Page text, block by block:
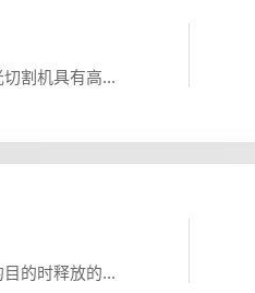
光纤激光切割机的产生，我们在金属材料的激光切割生产加工领域的生产制造主力军得到了极大的提高。而且，由于激光切割机具有高精密、割缝小、速率更快、运动健身速率迅速等特点，激光切割机的优点是什么？一、切割精准度高金属材质是比较硬的，使用普
所谓的金属切割机，也称为金属激光切割机，是将激光束照射到金属工件表面以熔化和蒸发金属工件以达到切割或雕刻的目的时释放的能量。精确快速切割，不限于切割模式限制，自动排版节省材料，平滑切割，低加工成本等。激光切割机的用途及优缺点？激光切